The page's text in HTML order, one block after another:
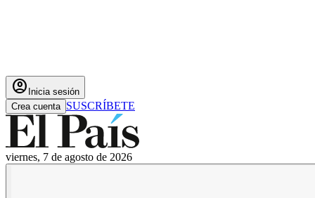
account_circle Inicia sesión
Crea cuenta SUSCRÍBETE
viernes, 7 de agosto de 2026